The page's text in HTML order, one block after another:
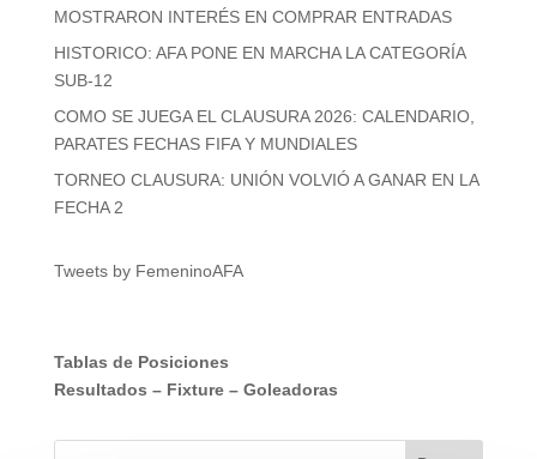
MOSTRARON INTERÉS EN COMPRAR ENTRADAS
HISTORICO: AFA PONE EN MARCHA LA CATEGORÍA
SUB-12
COMO SE JUEGA EL CLAUSURA 2026: CALENDARIO,
PARATES FECHAS FIFA Y MUNDIALES
TORNEO CLAUSURA: UNIÓN VOLVIÓ A GANAR EN LA
FECHA 2
Tweets by FemeninoAFA
Tablas de Posiciones
Resultados – Fixture– Goleadoras